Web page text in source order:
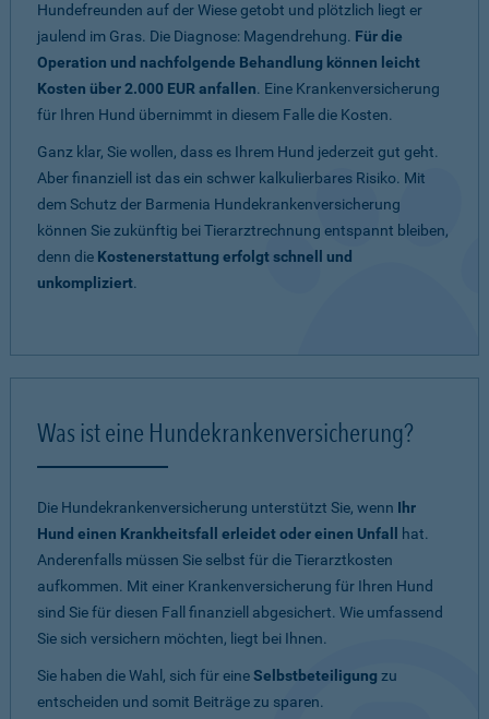
Hundefreunden auf der Wiese getobt und plötzlich liegt er
jaulend im Gras. Die Diagnose: Magendrehung. Für die
Operation und nachfolgende Behandlung können leicht
Kosten über 2.000 EUR anfallen. Eine Krankenversicherung
für Ihren Hund übernimmt in diesem Falle die Kosten.
Ganz klar, Sie wollen, dass es Ihrem Hund jederzeit gut geht.
Aber finanziell ist das ein schwer kalkulierbares Risiko. Mit
dem Schutz der Barmenia Hundekrankenversicherung
können Sie zukünftig bei Tierarztrechnung entspannt bleiben,
denn die Kostenerstattung erfolgt schnell und
unkompliziert.
Was ist eine Hundekrankenversicherung?
Die Hundekrankenversicherung unterstützt Sie, wenn Ihr
Hund einen Krankheitsfall erleidet oder einen Unfall
hat.
Anderenfalls müssen Sie selbst für die Tierarztkosten
aufkommen. Mit einer Krankenversicherung für Ihren Hund
sind Sie für diesen Fall finanziell abgesichert. Wie umfassend
Sie sich versichern möchten, liegt bei Ihnen.
Sie haben die Wahl, sich für eineSelbstbeteiligung zu
entscheiden und somit Beiträge zu sparen.